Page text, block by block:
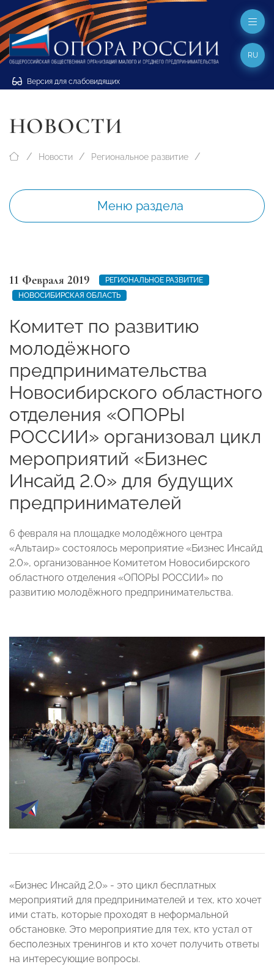
Версия для слабовидящих
RU
НОВОСТИ
Новости Региональное развитие
Меню раздела
11 Февраля 2019
РЕГИОНАЛЬНОЕ РАЗВИТИЕ
НОВОСИБИРСКАЯ ОБЛАСТЬ
Комитет по развитию
молодёжного
предпринимательства
Новосибирского областного
отделения «ОПОРЫ
РОССИИ» организовал цикл
мероприятий «Бизнес
Инсайд 2.0» для будущих
предпринимателей
6 февраля на площадке молодёжного центра
«Альтаир» состоялось мероприятие «Бизнес Инсайд
2.0», организованное Комитетом Новосибирского
областного отделения «ОПОРЫ РОССИИ» по
развитию молодёжного предпринимательства.
«Бизнес Инсайд 2.0» - это цикл бесплатных
мероприятий для предпринимателей и тех, кто хочет
ими стать, которые проходят в неформальной
обстановке. Это мероприятие для тех, кто устал от
бесполезных тренингов и кто хочет получить ответы
на интересующие вопросы.